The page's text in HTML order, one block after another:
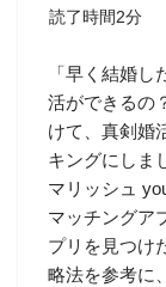
読了時間2分
「早く結婚
活ができるの
けて、真剣婚
キングにしま
マリッシュ
マッチングア
プリを見つけ
略法を参考に